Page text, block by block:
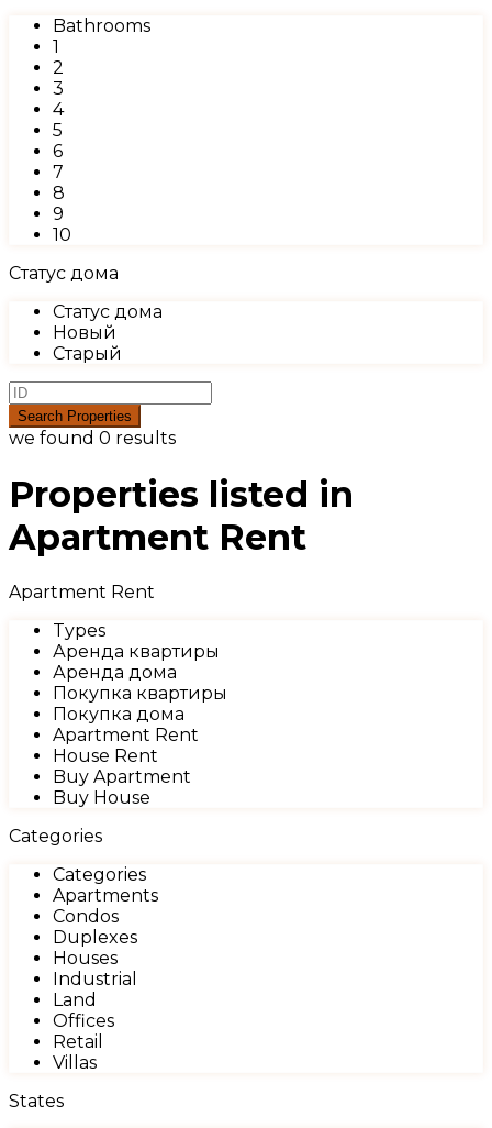
Bathrooms
1
2
3
4
5
6
7
8
9
10
Статус дома
Статус дома
Новый
Старый
we found 0 results
Properties listed in
Apartment Rent
Apartment Rent
Types
Аренда квартиры
Аренда дома
Покупка квартиры
Покупка дома
Apartment Rent
House Rent
Buy Apartment
Buy House
Categories
Categories
Apartments
Condos
Duplexes
Houses
Industrial
Land
Offices
Retail
Villas
States